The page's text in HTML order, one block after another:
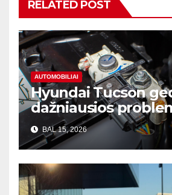
RELATED POST
AUTOMOBILIAI
Hyundai Tucson
dažniausios
atkreipti dėmesį
perkant
BAL 15, 2026